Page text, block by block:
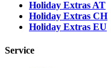
Holiday Extras AT
Holiday Extras CH
Holiday Extras EU
Service